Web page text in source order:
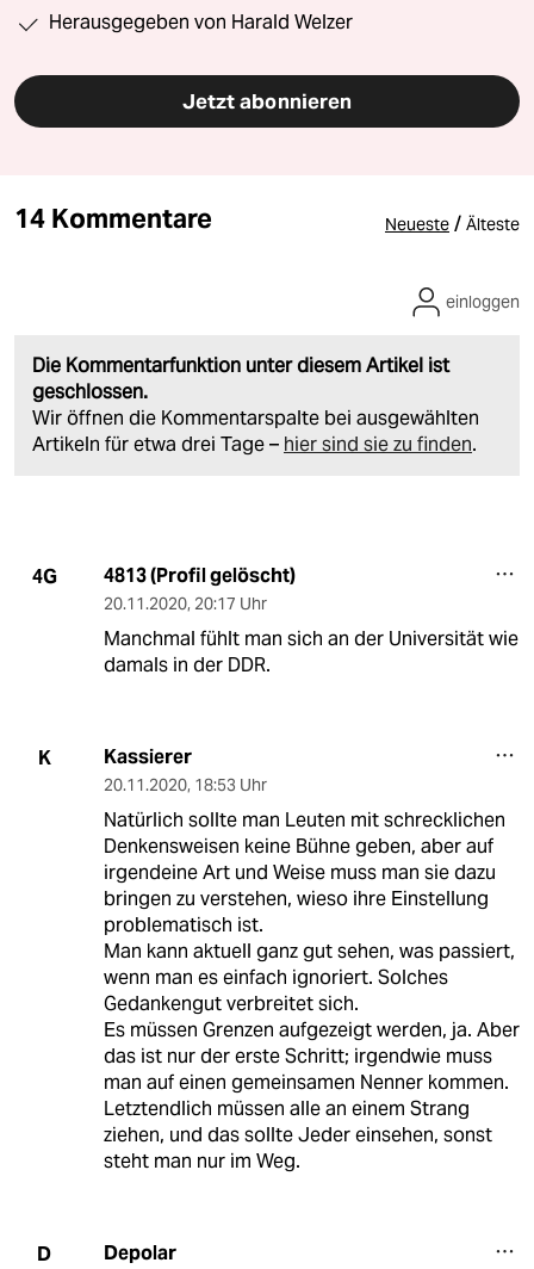
Herausgegeben von Harald Welzer
Jetzt abonnieren
14 Kommentare Neueste / Älteste
Die Kommentarfunktion unter diesem Artikel ist
geschlossen.
Wir öffnen die Kommentarspalte bei ausgewählten
Artikeln für etwa drei Tage – hier sind sie zu finden.
einloggen
4G 4813 (Profil gelöscht)
20.11.2020, 20:17 Uhr
Manchmal fühlt man sich an der Universität wie
damals in der DDR.
K Kassierer
20.11.2020, 18:53 Uhr
Natürlich sollte man Leuten mit schrecklichen
Denkensweisen keine Bühne geben, aber auf
irgendeine Art und Weise muss man sie dazu
bringen zu verstehen, wieso ihre Einstellung
problematisch ist.
Man kann aktuell ganz gut sehen, was passiert,
wenn man es einfach ignoriert. Solches
Gedankengut verbreitet sich.
Es müssen Grenzen aufgezeigt werden, ja. Aber
das ist nur der erste Schritt; irgendwie muss
man auf einen gemeinsamen Nenner kommen.
Letztendlich müssen alle an einem Strang
ziehen, und das sollte Jeder einsehen, sonst
steht man nur im Weg.
D Depolar